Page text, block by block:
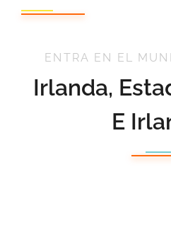
ENTRA EN EL
Irlanda,
E